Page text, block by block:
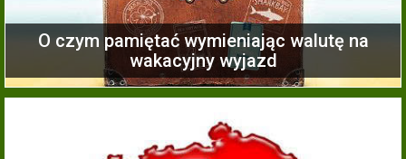
O czym pamiętać wymieniając walutę na
wakacyjny wyjazd